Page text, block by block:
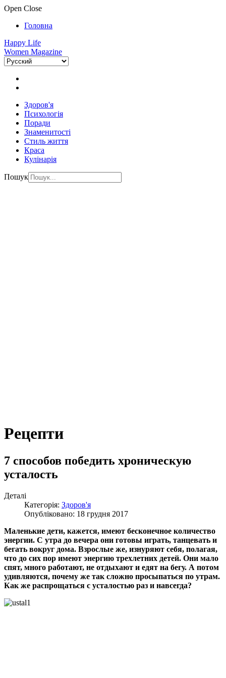
Open Close
Головна
Happy Life
Women Magazine
Здоров'я
Психологія
Поради
Знаменитості
Стиль життя
Краса
Кулінарія
Пошук
Рецепти
7 способов победить хроническую
усталость
Деталі
Категорія: Здоров'я
Опубліковано: 18 грудня 2017
Маленькие дети, кажется, имеют бесконечное количество
энергии. С утра до вечера они готовы играть, танцевать и
бегать вокруг дома. Взрослые же, изнуряют себя, полагая,
что до сих пор имеют энергию трехлетних детей. Они мало
спят, много работают, не отдыхают и едят на бегу. А потом
удивляются, почему же так сложно просыпаться по утрам.
Как же распрощаться с усталостью раз и навсегда?